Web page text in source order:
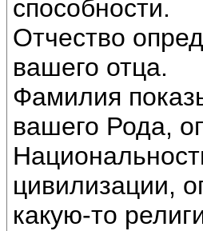
способности.
Отчество
вашего отца.
Фамилия
вашего Рода,
цивилизации,
какую-то